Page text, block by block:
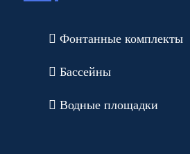
Фонтанные комплекты
Бассейны
Водные площадки